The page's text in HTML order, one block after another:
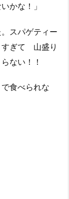
かな！」
スパゲティー
すぎて 山盛り
ない！！
食べられな